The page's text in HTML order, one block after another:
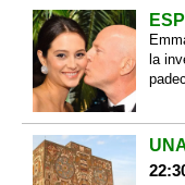
la